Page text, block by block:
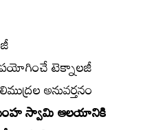
టెక్నాలజీ
అనువర్తనం
స్వామి ఆలయానికి